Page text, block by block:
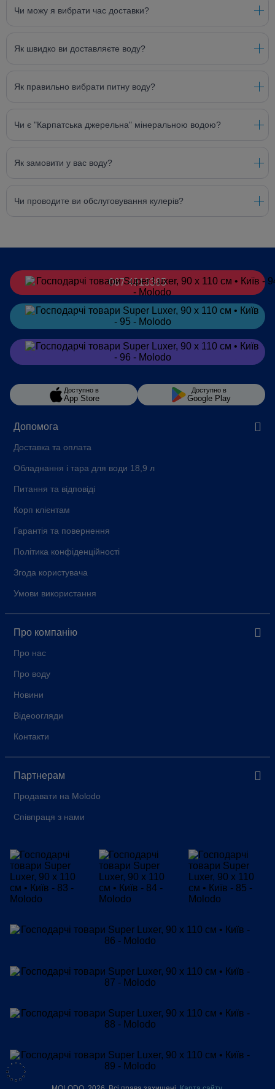
Чи можу я вибрати час доставки?
Як швидко ви доставляєте воду?
Як правильно вибрати питну воду?
Чи є "Карпатська джерельна" мінеральною водою?
Як замовити у вас воду?
Чи проводите ви обслуговування кулерів?
Допомога
Доставка та оплата
Обладнання і тара для води 18,9 л
Питання та відповіді
Корп клієнтам
Гарантія та повернення
Політика конфіденційності
Згода користувача
Умови використання
Про компанію
Про нас
Про воду
Новини
Відеоогляди
Контакти
Партнерам
Продавати на Molodo
Співпраця з нами
067 4913385
Замовитив Telegram
Замовитив Viber
Доступно в
App Store
Доступно в
Google Play